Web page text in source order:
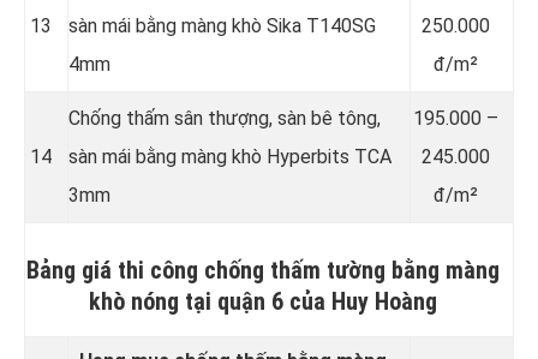
13
sàn mái bằng màng khò Sika T140SG
4mm
250.000
đ/m²
14
Chống thấm sân thượng, sàn bê tông,
sàn mái bằng màng khò Hyperbits TCA
3mm
195.000 –
245.000
đ/m²
Bảng giá thi công chống thấm tường bằng màng
khò nóng tại quận 6 của Huy Hoàng